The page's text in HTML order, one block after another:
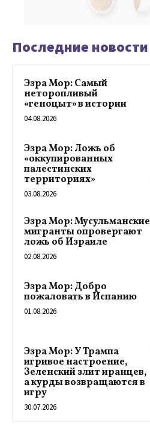
Последние новости
Эзра Мор: Самый
неторопливый
«геноцыт» в истории
04.08.2026
Эзра Мор: Ложь об
«оккупированных
палестинских
территориях»
03.08.2026
Эзра Мор: Мусульманские
мигранты опровергают
ложь об Израиле
02.08.2026
Эзра Мор: Добро
пожаловать в Испанию
01.08.2026
Эзра Мор: У Трампа
игривое настроение,
Зеленский злит иранцев,
а курды возвращаются в
игру
30.07.2026